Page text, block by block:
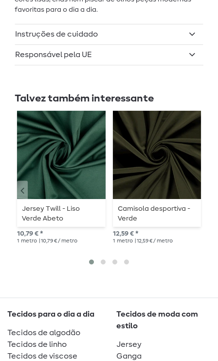
favoritas para o dia a dia.
Instruções de cuidado
Responsável pela UE
Talvez também interessante
Jersey Twill - Liso
Verde Abeto
10,79 € *
1 metro | 10,79 € / metro
Camisola desportiva -
Verde
12,59 € *
1 metro | 12,59 € / metro
Tecidos para o dia a dia
Tecidos de algodão
Tecidos de linho
Tecidos de viscose
Tecidos de moda com
estilo
Jersey
Ganga